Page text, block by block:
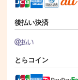
後払い決済
とらコイン